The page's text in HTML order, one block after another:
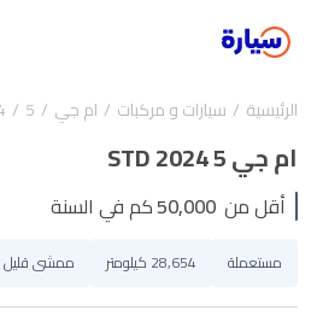
الرئيسية سيارات و مركبات ام جي 5
ام جي 5 STD 2024
أقل من 50,000كم في السنة
مستعملة 28,654 كيلومتر ممشى قليل